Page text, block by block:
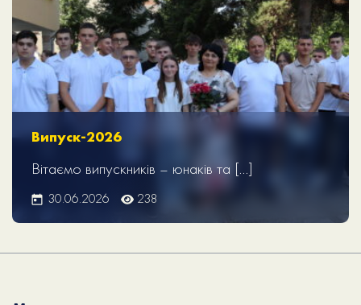
Випуск-2026
Вітаємо випускників – юнаків та […]
30.06.2026 238